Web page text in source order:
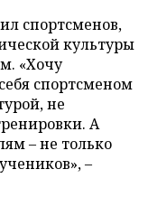
спортсменов,
культуры
«Хочу
спортсменом
не
А
– не только
–